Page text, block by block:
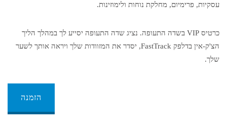
עסקיות, פרימיום, מחלקת נוחות ולימוזינות.
כרטיס VIP בשדה התעופה. נציג שדה התעופה יסייע לך במהלך הליך
הצ'ק-אין בדלפק FastTrack, יסדר את המזוודות שלך ויראה אותך לשער
שלך.
הזמנה